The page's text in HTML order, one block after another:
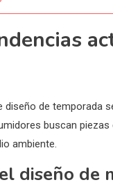
de temporada
buscan
ambiente.
diseño de